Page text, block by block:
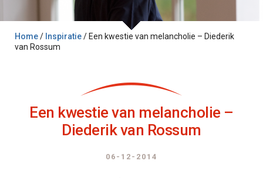
Home/ Inspiratie/ Een kwestie van melancholie – Diederik
van Rossum
Een kwestie van melancholie –
Diederik van Rossum
06-12-2014